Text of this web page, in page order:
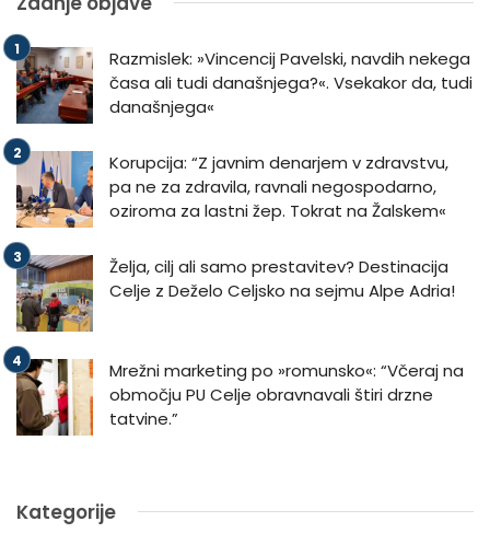
Razmislek: »Vincencij Pavelski, navdih nekega
časa ali tudi današnjega?«. Vsekakor da, tudi
današnjega«
Korupcija: “Z javnim denarjem v zdravstvu,
pa ne za zdravila, ravnali negospodarno,
oziroma za lastni žep. Tokrat na Žalskem«
Želja, cilj ali samo prestavitev? Destinacija
Celje z Deželo Celjsko na sejmu Alpe Adria!
Mrežni marketing po »romunsko«: “Včeraj na
območju PU Celje obravnavali štiri drzne
tatvine.”
Kategorije